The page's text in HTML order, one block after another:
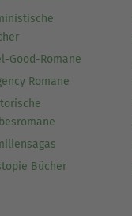
Good-Romane
Romane
Bücher